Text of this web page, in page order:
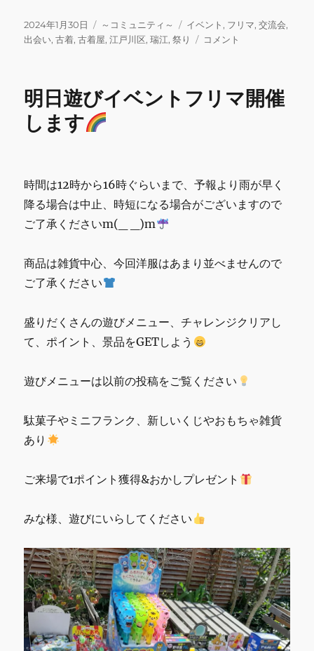
c
e
o
o
k
it
te
ai
l
e m
bl
ai
l
投
稿
2024年1月30日
カ
テ
～コミュニティ～
タ
グ
イベント, フリマ,交流会,
出会い,古着,古着屋,江戸川区,瑞江,祭り
3
(日)
ン
ト
会
定
コメント
明日遊びイベントフリマ開催
します
時間は12時から16時ぐらいまで、予報より雨が早く
降る場合は中止、時短になる場合がございますので
ご了承くださいm(_ _)m
商品は雑貨中心、今回洋服はあまり並べませんので
ご了承ください
盛りだくさんの遊びメニュー、チャレンジクリアし
て、ポイント、景品をGETしよう
遊びメニューは以前の投稿をご覧ください
駄菓子やミニフランク、新しいくじやおもちゃ雑貨
あり
ご来場で1ポイント獲得&おかしプレゼント
みな様、遊びにいらしてください